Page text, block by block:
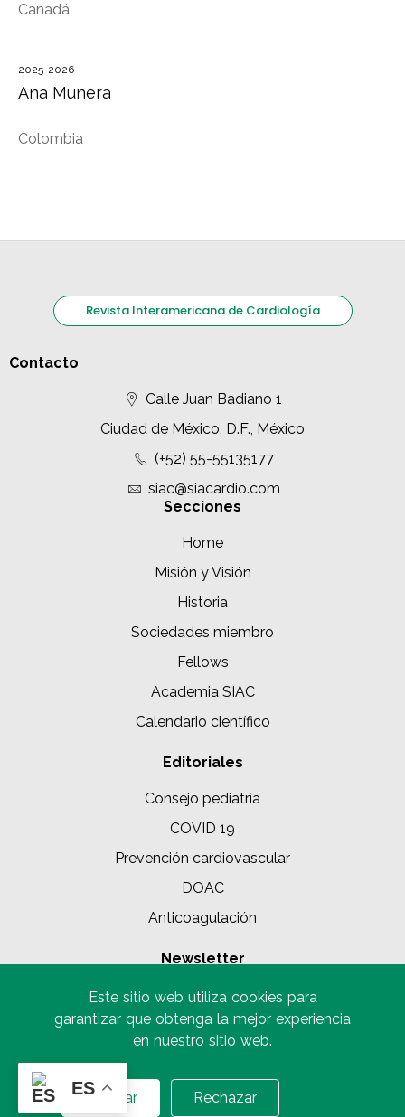
Este sitio web utiliza cookies para
garantizar que obtenga la mejor experiencia
en nuestro sitio web.
Aceptar Rechazar
Canadá
2025-2026
Ana Munera
Colombia
Revista Interamericana de Cardiología
Contacto
Calle Juan Badiano 1
Ciudad de México, D.F., México
(+52) 55-55135177
siac@siacardio.com
Secciones
Home
Misión y Visión
Historia
Sociedades miembro
Fellows
Academia SIAC
Calendario científico
Editoriales
Consejo pediatría
COVID 19
Prevención cardiovascular
DOAC
Anticoagulación
Newsletter
SUSCRIBIRME
Al suscribirse, usted acepta nuestra Política de privacidad
ES